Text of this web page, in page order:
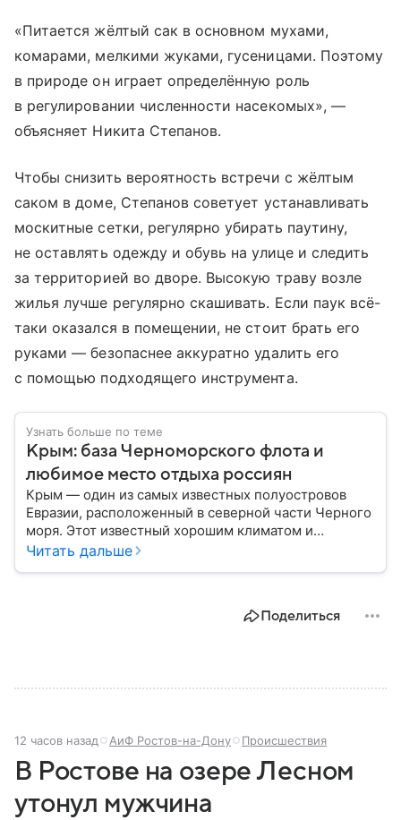
«Питается жёлтый сак в основном мухами,
комарами, мелкими жуками, гусеницами. Поэтому
в природе он играет определённую роль
в регулировании численности насекомых», —
объясняет Никита Степанов.
Чтобы снизить вероятность встречи с жёлтым
саком в доме, Степанов советует устанавливать
москитные сетки, регулярно убирать паутину,
не оставлять одежду и обувь на улице и следить
за территорией во дворе. Высокую траву возле
жилья лучше регулярно скашивать. Если паук всё-
таки оказался в помещении, не стоит брать его
руками — безопаснее аккуратно удалить его
с помощью подходящего инструмента.
Узнать больше по теме
Крым: база Черноморского флота и
любимое место отдыха россиян
Крым — один из самых известных полуостровов
Евразии, расположенный в северной части Черного
моря. Этот известный хорошим климатом и
красивой природой регион имеет также огромное
положение сделало полуостров ключевой точкой
Читать дальше
Поделиться
12 часов назад АиФ Ростов-на-Дону Происшествия
В Ростове на озере Лесном
утонул мужчина